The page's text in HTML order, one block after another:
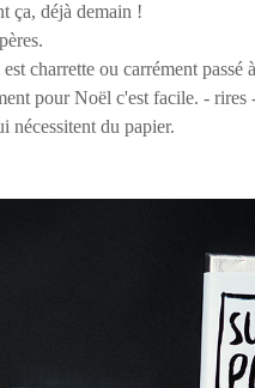
ça, déjà demain !
charrette ou carrément passé
pour Noël c'est facile. - rires
nécessitent du papier.